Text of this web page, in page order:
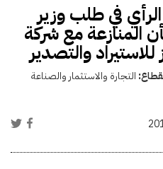
في طلب وزير
المنازعة مع شركة
والتصدير
التجارة والاستثمار والصناعة